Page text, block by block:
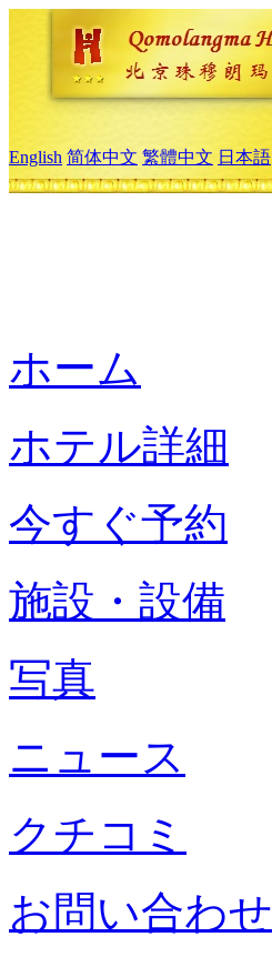
English 简体中文 繁體中文 日本語
ホーム
ホテル詳細
今すぐ予約
施設・設備
写真
ニュース
クチコミ
お問い合わせ